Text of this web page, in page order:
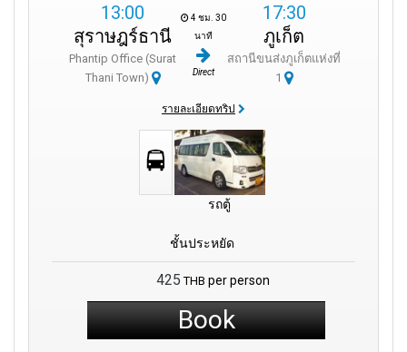
13:00
สุราษฎร์ธานี
Phantip Office (Surat
Thani Town)
4 ชม. 30
นาที
Direct
17:30
ภูเก็ต
สถานีขนส่งภูเก็ตแห่งที่
1
รายละเอียดทริป
รถตู้
ชั้นประหยัด
425 THB per person
Book